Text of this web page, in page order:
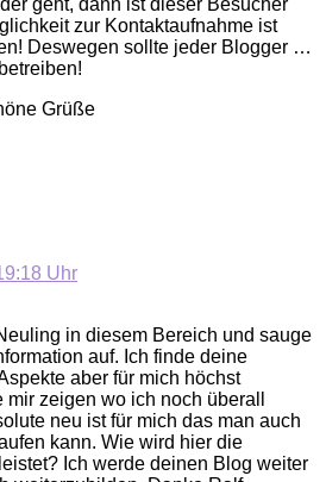
geht, dann ist dieser Besucher
zur Kontaktaufnahme ist
Deswegen sollte jeder Blogger …
Grüße
Uhr
in diesem Bereich und sauge
auf. Ich finde deine
aber für mich höchst
zeigen wo ich noch überall
neu ist für mich das man auch
kann. Wie wird hier die
Ich werde deinen Blog weiter